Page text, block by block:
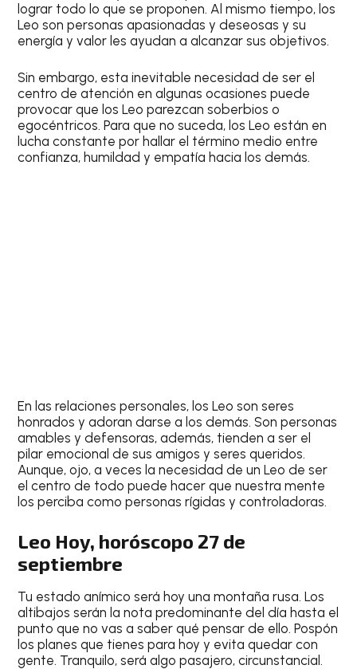
lograr todo lo que se proponen. Al mismo tiempo, los
Leo son personas apasionadas y deseosas y su
energía y valor les ayudan a alcanzar sus objetivos.
Sin embargo, esta inevitable necesidad de ser el
centro de atención en algunas ocasiones puede
provocar que losLeo parezcan soberbios o
egocéntricos. Para que no suceda, losLeo están en
lucha constante por hallar el término medio entre
confianza, humildad y empatía hacia los demás.
En las relaciones personales, losLeo son seres
honrados y adoran darse a los demás. Son personas
amables y defensoras, además, tienden a ser el
pilar emocional de sus amigos y seres queridos.
Aunque, ojo, a veces la necesidad de unLeo de ser
el centro de todo puede hacer que nuestra mente
los perciba como personas rígidas y controladoras.
Leo Hoy, horóscopo 27 de
septiembre
Tu estado anímico será hoy una montaña rusa. Los
altibajos serán la nota predominante del día hasta el
punto que no vas a saber qué pensar de ello. Pospón
los planes que tienes para hoy y evita quedar con
gente. Tranquilo, será algo pasajero, circunstancial.